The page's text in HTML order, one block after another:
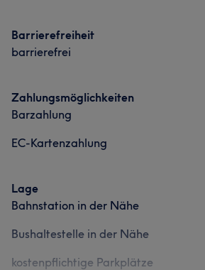
Friseur
Portfolio
Was unsere Kunden über MOO sagen
Professionell 6
Barrierefreiheit
barrierefrei
Zahlungsmöglichkeiten
Barzahlung
EC-Kartenzahlung
Lage
Bahnstation in der Nähe
Bushaltestelle in der Nähe
kostenpflichtige Parkplätze